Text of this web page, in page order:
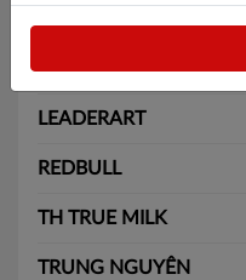
BATOS
LEADERART
REDBULL
TH TRUE MILK
TRUNG NGUYÊN